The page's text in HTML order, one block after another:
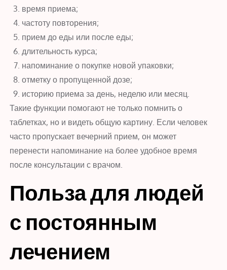
время приема;
частоту повторения;
прием до еды или после еды;
длительность курса;
напоминание о покупке новой упаковки;
отметку о пропущенной дозе;
историю приема за день, неделю или месяц.
Такие функции помогают не только помнить о
таблетках, но и видеть общую картину. Если человек
часто пропускает вечерний прием, он может
перенести напоминание на более удобное время
после консультации с врачом.
Польза для людей
с постоянным
лечением